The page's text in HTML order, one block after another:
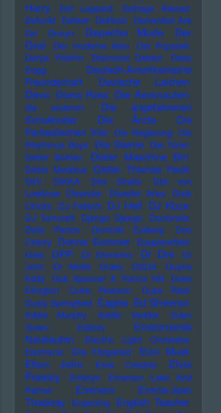
Harry
Def Leppard
Defrage Reload
Defunkt Dekker Delfonic Demented Are
Go
Denyo Depeche Mode
Der
Graf
Der moderne Man
Der Popolski
Derya Yildirim
Desmond Dekker
Deso
Dogg
Deutsch-Amerikanische
Freundschaft
Deutsche Laichen
Devo Diana Ross Die Aeronauten
die anderen
Die angefahrenen
Schulkinder
Die Ärzte
Die
Fantastischen Vier Die Regierung Die
Rhythmus Boys Die Sterne Die Türen
Dieter Bohlen
Dieter Maschine Birr
Dieter Moebius Dieter Thomas Heck
DiIV DIKKA Dire Straits
Dirk von
Lowtzow
Disarstar Disaster Area
Dixie
Chicks DJ Fetisch DJ Hell DJ Koze
DJ Tomcraft Django Django
Doctorella
Dolly Parton
Dominik Eulberg
Don
Cherry Donna Summer Dopplereffekt
Dota
DPP Dr Demento Dr Dre
Dr
John
Dr Motte Drake DSDS
Duane
Eddy
Dub Spencer & Trance Hill
Duke
Ellington
Duke Pearson
Duke Reid
Dusty Springfield Eagles Ed Sheeran
Eddie Murphy Eddie Vedder
Eden
Golan
Editors
Einstürzende
Neubauten
Electric Light Orchestra
Electronic
Ella Fitzgerald Elon Musk
Elton John Elvis Costello
Elvis
Presley
Embryo
Emerson Lake And
Palmer
Eminem
Emma-Jean
Thackray
Engerling English Teacher